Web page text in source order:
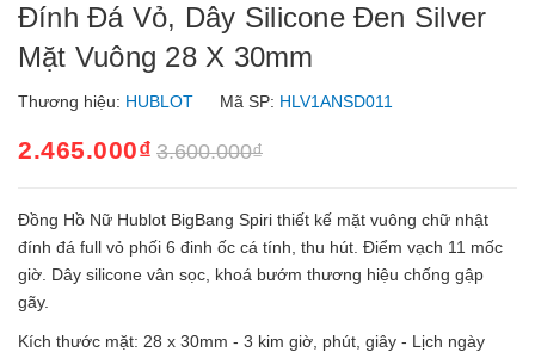
Đính Đá Vỏ, Dây Silicone Đen Silver
Mặt Vuông 28 X 30mm
Thương hiệu: HUBLOT Mã SP: HLV1ANSD011
2.465.000₫ 3.600.000₫
Đồng Hồ Nữ Hublot BigBang Spiri thiết kế mặt vuông chữ nhật
đính đá full vỏ phối 6 đinh ốc cá tính, thu hút. Điểm vạch 11 mốc
giờ. Dây silicone vân sọc, khoá bướm thương hiệu chống gập
gãy.
Kích thước mặt: 28 x 30mm - 3 kim giờ, phút, giây - Lịch ngày